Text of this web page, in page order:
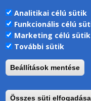
Pécsi
Analitikai célú sütik
Funkcionális célú
Marketing célú sütik
További sütik
Beállítások mentése
Összes süti elfogadása